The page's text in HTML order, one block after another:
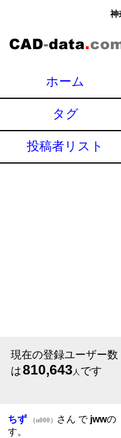
神
ホーム
タグ
投稿者リスト
現在の登録ユーザー数
は810,643 人 です
ちず （n000） さん で jwwの
す。